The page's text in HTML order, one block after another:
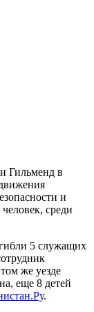
Гильменд в
и
среди
5 служащих
же уезде
еще 8 детей
.